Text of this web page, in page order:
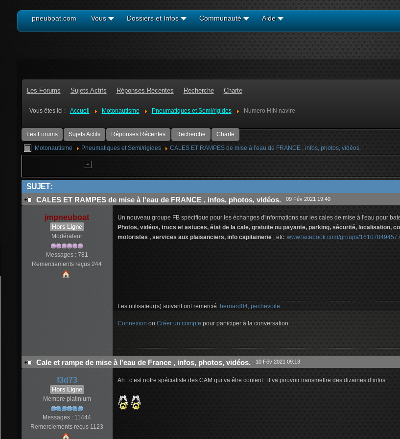
pneuboat.com Vous Dossiers et Infos Communauté Aide
Les Forums Sujets Actifs Réponses Récentes Recherche Charte
Vous êtes ici : Accueil Motonautisme Pneumatiques et Semi/rigides Numero HIN navire
Les Forums Sujets Actifs Réponses Récentes Recherche
Charte
Motonautisme
Pneumatiques et Semi/rigides CALES ET RAMPES de mise à l'eau de FRANCE , infos, photos, vidéos.
SUJET :
CALES ET RAMPES de mise à l'eau de FRANCE , infos, photos, vidéos. 09 Fév 2021 19:40
jmpneuboat
Hors Ligne
Modérateur
Messages : 781
Remerciements reçus 244
Un nouveau groupe FB spécifique pour les échanges d'informations sur les cales de mise à l'eau pour
Photos, vidéos, trucs et astuces, état de la cale, gratuite ou payante, parking, sécurité, localisation,
motoristes , services aux plaisanciers, info capitainerie, etc. www.facebook.com/groups/
Les utilisateur(s) suivant ont remercié: bernard04, pechevoile
Connexion ou Créer un compte pour participer à la conversation.
Cale et rampe de mise à l'eau de France , infos, photos, vidéos. 10 Fév 2021 09:13
f3d73
Hors Ligne
Membre platinium
Messages : 11444
Remerciements reçus 1123
Ah ..c’est notre spécialiste des CAM qui va être content ..il va pouvoir transmettre des dizaines d’infos